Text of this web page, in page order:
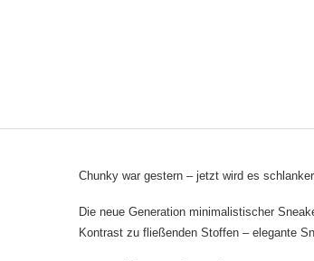
Chunky war gestern – jetzt wird es
Die neue Generation minimalistischer
Kontrast zu fließenden Stoffen – elegante